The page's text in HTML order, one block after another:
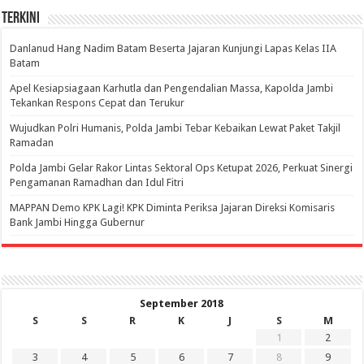
Terkini
Danlanud Hang Nadim Batam Beserta Jajaran Kunjungi Lapas Kelas IIA
Batam
Apel Kesiapsiagaan Karhutla dan Pengendalian Massa, Kapolda Jambi
Tekankan Respons Cepat dan Terukur
Wujudkan Polri Humanis, Polda Jambi Tebar Kebaikan Lewat Paket Takjil
Ramadan
Polda Jambi Gelar Rakor Lintas Sektoral Ops Ketupat 2026, Perkuat Sinergi
Pengamanan Ramadhan dan Idul Fitri
‎MAPPAN Demo KPK Lagi! KPK Diminta Periksa Jajaran Direksi Komisaris
Bank Jambi Hingga Gubernur ‎
September 2018
S
S R K J S
M
1
2
3
4 5 6 7 8 9